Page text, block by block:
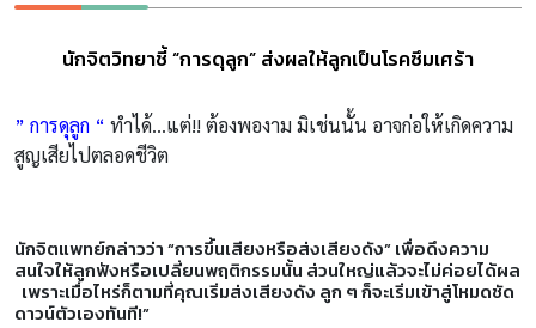
นักจิตวิทยาชี้ “การดุลูก” ส่งผลให้ลูกเป็นโรคซึมเศร้า
” การดุลูก “ ทำได้…แต่!! ต้องพองาม มิเช่นนั้น อาจก่อให้เกิดความ
สูญเสียไปตลอดชีวิต
นักจิตแพทย์กล่าวว่า “การขึ้นเสียงหรือส่งเสียงดัง” เพื่อดึงความ
สนใจให้ลูกฟังหรือเปลี่ยนพฤติกรรมนั้น ส่วนใหญ่แล้วจะไม่ค่อยได้ผล
เพราะเมื่อไหร่ก็ตามที่คุณเริ่มส่งเสียงดัง ลูก ๆ ก็จะเริ่มเข้าสู่โหมดชัด
ดาวน์ตัวเองทันที!”